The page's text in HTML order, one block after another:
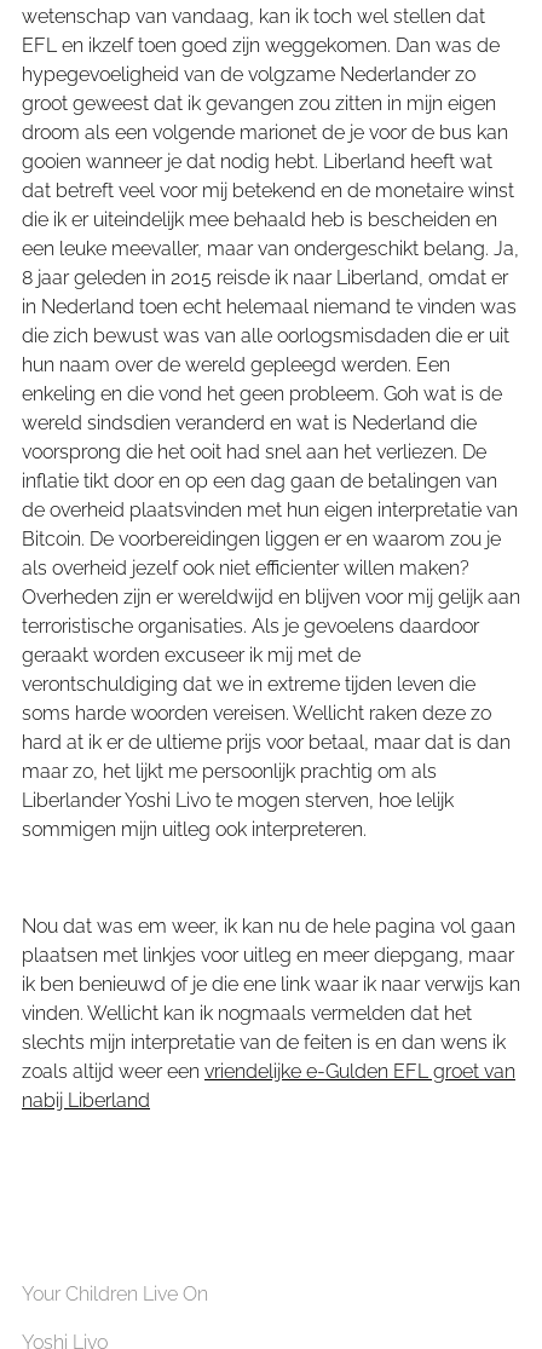
wetenschap van vandaag, kan ik toch wel stellen dat
EFL en ikzelf toen goed zijn weggekomen. Dan was de
hypegevoeligheid van de volgzame Nederlander zo
groot geweest dat ik gevangen zou zitten in mijn eigen
droom als een volgende marionet de je voor de bus kan
gooien wanneer je dat nodig hebt. Liberland heeft wat
dat betreft veel voor mij betekend en de monetaire winst
die ik er uiteindelijk mee behaald heb is bescheiden en
een leuke meevaller, maar van ondergeschikt belang. Ja,
8 jaar geleden in 2015 reisde ik naar Liberland, omdat er
in Nederland toen echt helemaal niemand te vinden was
die zich bewust was van alle oorlogsmisdaden die er uit
hun naam over de wereld gepleegd werden. Een
enkeling en die vond het geen probleem. Goh wat is de
wereld sindsdien veranderd en wat is Nederland die
voorsprong die het ooit had snel aan het verliezen. De
inflatie tikt door en op een dag gaan de betalingen van
de overheid plaatsvinden met hun eigen interpretatie van
Bitcoin. De voorbereidingen liggen er en waarom zou je
als overheid jezelf ook niet efficienter willen maken?
Overheden zijn er wereldwijd en blijven voor mij gelijk aan
terroristische organisaties. Als je gevoelens daardoor
geraakt worden excuseer ik mij met de
verontschuldiging dat we in extreme tijden leven die
soms harde woorden vereisen. Wellicht raken deze zo
hard at ik er de ultieme prijs voor betaal, maar dat is dan
maar zo, het lijkt me persoonlijk prachtig om als
Liberlander Yoshi Livo te mogen sterven, hoe lelijk
sommigen mijn uitleg ook interpreteren.
Nou dat was em weer, ik kan nu de hele pagina vol gaan
plaatsen met linkjes voor uitleg en meer diepgang, maar
ik ben benieuwd of je die ene link waar ik naar verwijs kan
vinden. Wellicht kan ik nogmaals vermelden dat het
slechts mijn interpretatie van de feiten is en dan wens ik
zoals altijd weer een vriendelijke e-Gulden EFL groet van
nabij Liberland
Your Children Live On
Yoshi Livo